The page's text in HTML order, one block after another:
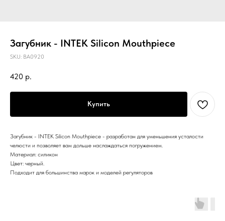
Загубник - INTEK Silicon Mouthpiece
SKU: BA0920
420 р.
Купить
Загубник - INTEK Silicon Mouthpiece - разработан для уменьшения усталости
челюсти и позволяет вам дольше наслаждаться погружением.
Материал: силикон
Цвет: черный.
Подходит для большинства марок и моделей регуляторов